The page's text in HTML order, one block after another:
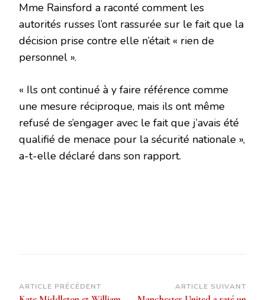
Mme Rainsford a raconté comment les
autorités russes l’ont rassurée sur le fait que la
décision prise contre elle n’était « rien de
personnel ».
« Ils ont continué à y faire référence comme
une mesure réciproque, mais ils ont même
refusé de s’engager avec le fait que j’avais été
qualifié de menace pour la sécurité nationale »,
a-t-elle déclaré dans son rapport.
Navigation
ARTICLE PRÉCÉDENT ARTICLE SUIVANT